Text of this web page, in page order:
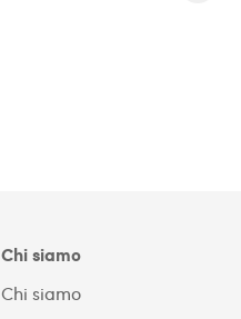
Chi siamo
Chi siamo